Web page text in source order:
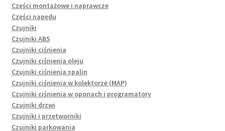
Części montażowe i naprawcze
Części napędu
Czujniki
Czujniki ABS
Czujniki ciśnienia
Czujniki ciśnienia oleju
Czujniki ciśnienia spalin
Czujniki ciśnienia w kolektorze (MAP)
Czujniki ciśnienia w oponach i programatory
Czujniki drzwi
Czujniki i przetworniki
Czujniki parkowania